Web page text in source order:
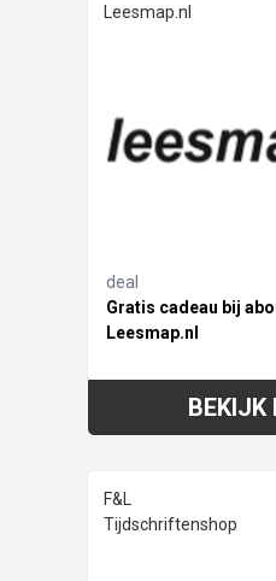
Leesmap.nl
deal
Gratis cadeau bij
Leesmap.nl
BEKIJK
F&L
Tijdschriftenshop